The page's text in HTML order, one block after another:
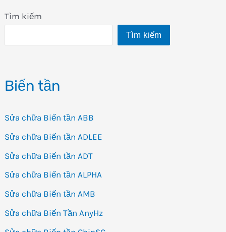
Tìm kiếm
Tìm kiếm
Biến tần
Sửa chữa Biến tần ABB
Sửa chữa Biến tần ADLEE
Sửa chữa Biến tần ADT
Sửa chữa Biến tần ALPHA
Sửa chữa Biến tần AMB
Sửa chữa Biến Tần AnyHz